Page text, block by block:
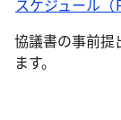
スケジュール（
協議書の事前提
ます。